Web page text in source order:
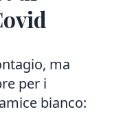
ma
per i
bianco: